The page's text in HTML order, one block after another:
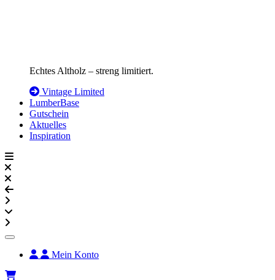
Echtes Altholz – streng limitiert.
Vintage Limited
LumberBase
Gutschein
Aktuelles
Inspiration
Mein Konto